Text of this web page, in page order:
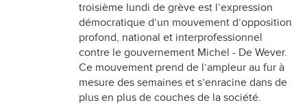
troisième lundi de grève est l’expression
démocratique d’un mouvement d’opposition
profond, national et interprofessionnel
contre le gouvernement Michel - De Wever.
Ce mouvement prend de l’ampleur au fur à
mesure des semaines et s’enracine dans de
plus en plus de couches de la société.